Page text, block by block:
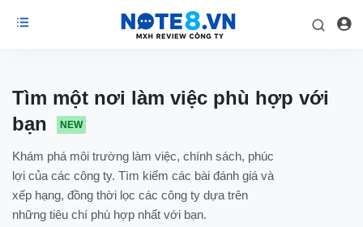
Tìm một nơi làm việc phù hợp với
bạn
NEW
Khám phá môi trường làm việc, chính sách, phúc
lợi của các công ty. Tìm kiếm các bài đánh giá và
xếp hạng, đồng thời lọc các công ty dựa trên
những tiêu chí phù hợp nhất với bạn.